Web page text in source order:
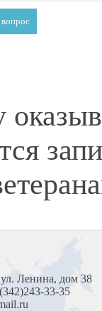
Ленина, дом 38
33-35